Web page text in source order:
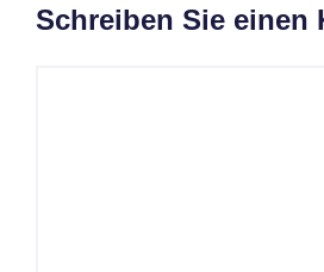
Schreiben Sie einen